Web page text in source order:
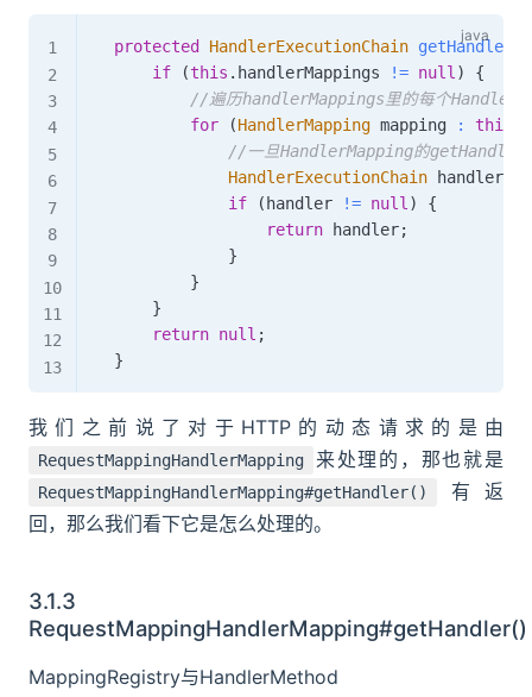
protected HandlerExecutionChain getHandler
if
(this . handlerMappings != null )
{
//遍历handlerMappings里的每个
for
(HandlerMapping mapping : this
//一旦HandlerMapping的
HandlerExecutionChain handler
if
( handler != null )
{
return handler;
}
}
}
return null ;
}
我们之前说了对于HTTP的动态请求的是由
RequestMappingHandlerMapping 来处理的，那也就是
RequestMappingHandlerMapping#getHandler()
有返
回，那么我们看下它是怎么处理的。
3.1.3
RequestMappingHandlerMapping#getHandler()
MappingRegistry与HandlerMethod